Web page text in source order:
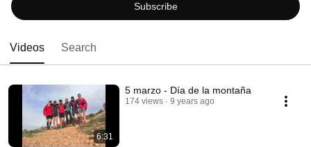
Subscribe
Videos Search
6:31
5 marzo - Día de la montaña
174 views 9 years ago